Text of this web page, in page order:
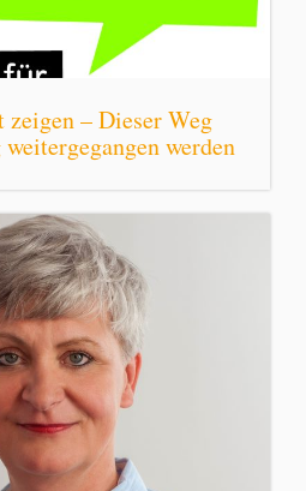
zeigen – Dieser Weg
werden